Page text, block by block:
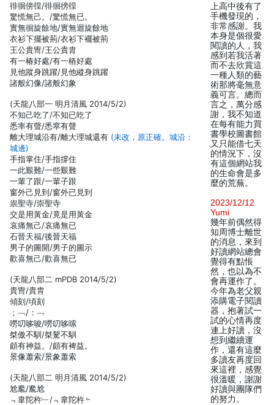
徘徊傍徨/徘徊徬徨
驚慌無己。/驚慌無已。
實無徊旋餘地/實無迴旋餘地
衣衫下擺被荊/衣衫下襬被荊
王公貴冑/王公貴胄
有一椿好處/有一樁好處
見他蹤身跳躍/見他縱身跳躍
諸般幻像/諸般幻象
(天龍八部一 明月清風 2014/5/2)
不知己吃了/不知已吃了
悉率有聲/悉窣有聲
離大理城沿有/離大理城還有 (未改，原正確。城沿：
城邊)
手指掌住/手指撐住
一此艱難/一些艱難
一輩了跟/一輩子跟
窗外己見到/窗外已見到
祟聖寺/崇聖寺
交是用黃金/竟是用黃金
哀痛無己/哀痛無已
石晉天福/後晉天福
男子的圖開/男子的圖示
歡喜無己/歡喜無已
(天龍八部二 mPDB 2014/5/2)
貴冑/貴胄
傾刻/頃刻
；﹁/：﹁
嘮叨哆唆/嘮叨哆嗦
桀傲不馴/桀驁不馴
頗有神益。/頗有裨益。
景像蕭索/景象蕭索
(天龍八部二 明月清風 2014/5/2)
尬尷/尷尬
﹃韋陀杵﹂/﹃韋陀杵﹄
上高中後有了
手機發現的，
非常感謝。我
本身是個很愛
閱讀的人，我
感到若我活著
而不去欣賞這
一種人類的藝
術那將毫無意
義可言。總而
言之，萬分感
謝，我不知道
在每有能力買
書學校圖書館
又只能借七天
的情況下，沒
有這個網站我
的生命會是多
麼的荒蕪。
2023/12/12
Yumi
幾年前偶然得
知周博士離世
的消息，來到
好讀網站總會
覺得有點悵
然，也以為不
會再運作了。
今年為老父親
添購電子閱讀
器，抱著試一
試的心情再度
連上好讀，沒
想到繼續運
作，還有這麼
多讀友再度回
來這裡，感覺
很溫暖，謝謝
好讀與團隊們
的努力。